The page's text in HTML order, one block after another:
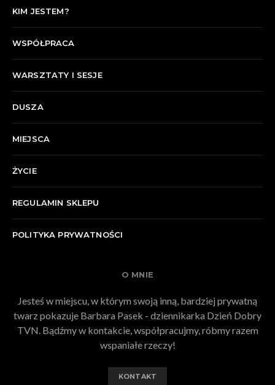
KIM JESTEM?
WSPÓŁPRACA
WARSZTATY I SESJE
DUSZA
MIEJSCA
ŻYCIE
REGULAMIN SKLEPU
POLITYKA PRYWATNOŚCI
O MNIE
Jesteś w miejscu, w którym swoją inną, bardziej prywatną
twarz pokazuje Barbara Pasek - dziennikarka Dzień Dobry
TVN. Bądźmy w kontakcie, współpracujmy, róbmy razem
wspaniałe rzeczy!
KONTAKT